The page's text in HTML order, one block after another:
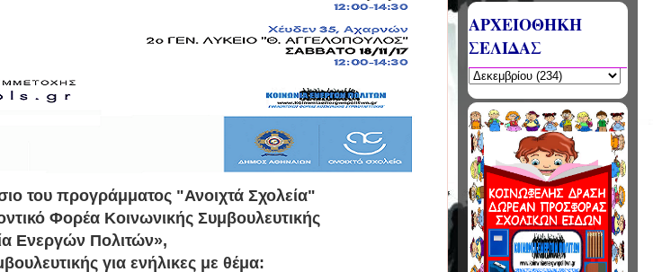
του προγράμματος "Ανοιχτά Σχολεία"
Φορέα Κοινωνικής Συμβουλευτικής
Ενεργών Πολιτών»,
για ενήλικες με θέμα:
ΑΡΧΕΙΟΘΗΚΗ
ΣΕΛΙΔΑΣ